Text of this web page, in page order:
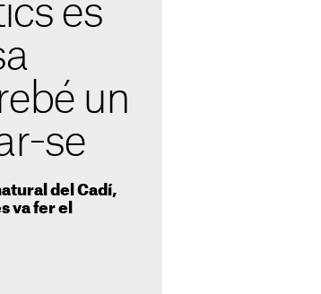
es
un
se
del Cadí,
va fer el